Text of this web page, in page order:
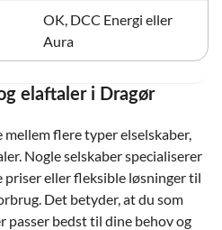
OK, DCC Energi eller
Aura
elaftaler i Dragør
flere typer elselskaber,
Nogle selskaber specialiserer
priser eller fleksible løsninger til
Det betyder, at du som
passer bedst til dine behov og